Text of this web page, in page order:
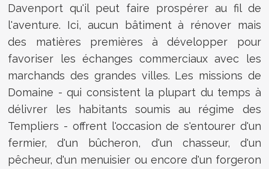
Davenport qu'il peut faire prospérer au fil de
l'aventure. Ici, aucun bâtiment à rénover mais
des matières premières à développer pour
favoriser les échanges commerciaux avec les
marchands des grandes villes. Les missions de
Domaine - qui consistent la plupart du temps à
délivrer les habitants soumis au régime des
Templiers - offrent l'occasion de s'entourer d'un
fermier, d'un bûcheron, d'un chasseur, d'un
pêcheur, d'un menuisier ou encore d'un forgeron